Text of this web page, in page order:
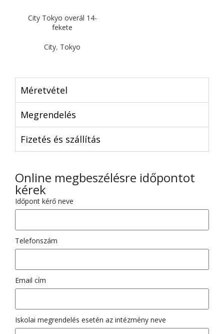
City Tokyo overál 14-
fekete
City, Tokyo
Méretvétel
Megrendelés
Fizetés és szállítás
Online megbeszélésre időpontot
kérek
Időpont kérő neve
Telefonszám
Email cím
Iskolai megrendelés esetén az intézmény neve